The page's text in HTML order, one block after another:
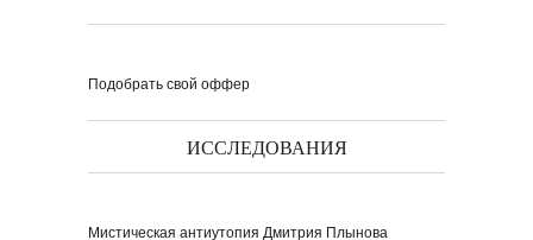
Подобрать свой оффер
ИССЛЕДОВАНИЯ
Мистическая антиутопия Дмитрия Плынова